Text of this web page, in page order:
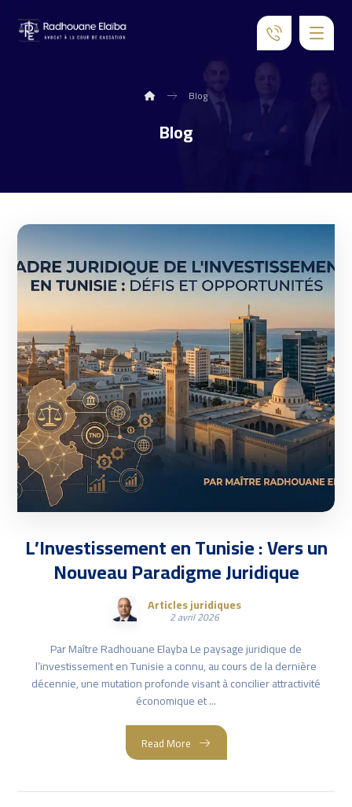
Blog
Blog
L’Investissement en Tunisie : Vers un
Nouveau Paradigme Juridique
Articles juridiques
2 avril 2026
Par Maître Radhouane Elayba Le paysage juridique de
l’investissement en Tunisie a connu, au cours de la dernière
décennie, une mutation profonde visant à concilier attractivité
économique et ...
Read More